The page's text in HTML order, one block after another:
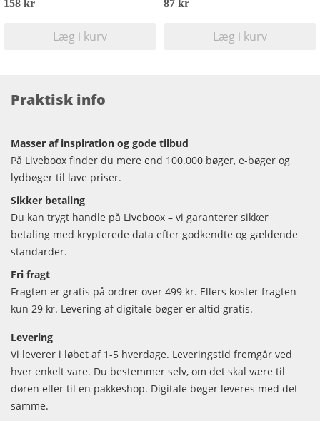
158 kr
Læg i kurv
87 kr
Læg i kurv
Praktisk info
Masser af inspiration og gode tilbud
På Liveboox finder du mere end 100.000 bøger, e-bøger og
lydbøger til lave priser.
Sikker betaling
Du kan trygt handle på Liveboox – vi garanterer sikker
betaling med krypterede data efter godkendte og gældende
standarder.
Fri fragt
Fragten er gratis på ordrer over 499 kr. Ellers koster fragten
kun 29 kr. Levering af digitale bøger er altid gratis.
Levering
Vi leverer i løbet af 1-5 hverdage. Leveringstid fremgår ved
hver enkelt vare. Du bestemmer selv, om det skal være til
døren eller til en pakkeshop. Digitale bøger leveres med det
samme.